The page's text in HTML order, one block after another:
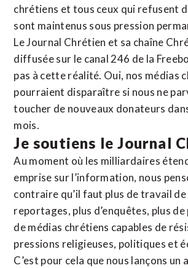
chrétiens et tous ceux qui refusent
sont maintenus sous pression
Le Journal Chrétien et sa chaîne
diffusée sur le canal 246 de la
pas à cette réalité. Oui, nos médias
pourraient disparaître si nous ne
toucher de nouveaux donateurs
mois.
Je soutiens le Journal
Au moment où les milliardaires
emprise sur l’information, nous
contraire qu’il faut plus de travail
reportages, plus d’enquêtes, plus
de médias chrétiens capables de
pressions religieuses, politiques et
C’est pour cela que nous lançons un